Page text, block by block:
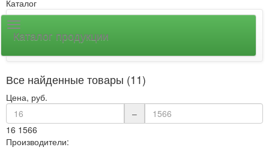
Каталог
Каталог продукции
Все найденные товары (11)
Цена, руб.
–
16 1566
Производители: